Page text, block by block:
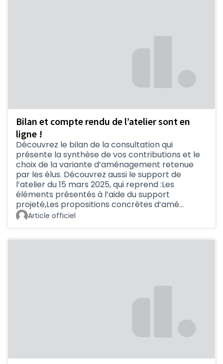
Bilan et compte rendu de l’atelier sont en
ligne !
Découvrez le bilan de la consultation qui
présente la synthèse de vos contributions et le
choix de la variante d’aménagement retenue
par les élus. Découvrez aussi le support de
l’atelier du 15 mars 2025, qui reprend :Les
éléments présentés à l’aide du support
projeté,Les propositions concrètes d’amé…
Article officiel